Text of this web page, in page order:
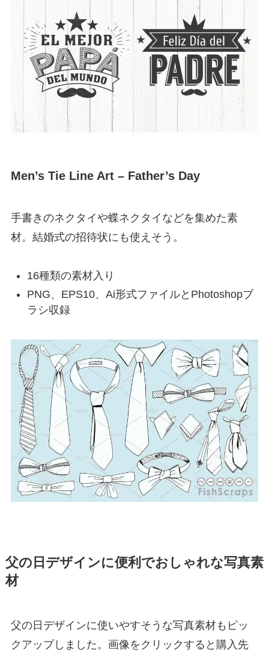
Men’s Tie Line Art – Father’s Day
手書きのネクタイや蝶ネクタイなどを集めた素
材。結婚式の招待状にも使えそう。
16種類の素材入り
PNG、EPS10、Ai形式ファイルとPhotoshopブ
ラシ収録
父の日デザインに便利でおしゃれな写真素
材
父の日デザインに使いやすそうな写真素材もピッ
クアップしました。画像をクリックすると購入先